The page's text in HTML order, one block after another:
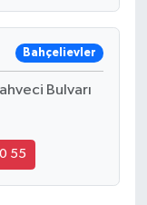
Bahçelievler
Bulvarı
55